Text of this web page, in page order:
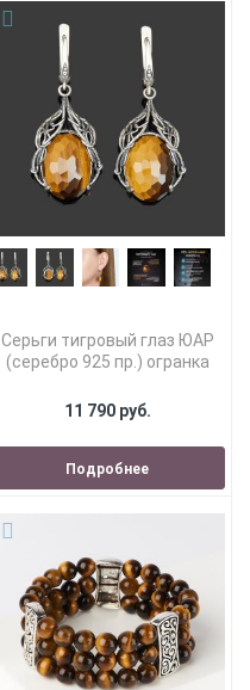
Серьги тигровый глаз ЮАР
(серебро 925 пр.) огранка
11 790 руб.
Подробнее